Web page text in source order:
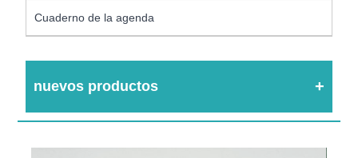
Cuaderno de la agenda
nuevos productos